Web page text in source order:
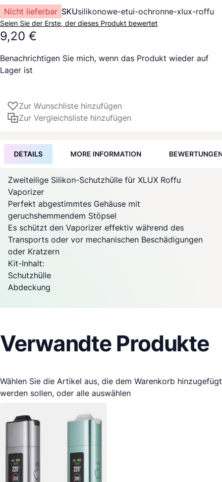
Nicht lieferbar SKUsilikonowe-etui-ochronne-xlux-roffu
Seien Sie der Erste, der dieses Produkt bewertet
9,20 €
Benachrichtigen Sie mich, wenn das Produkt wieder auf
Lager ist
Zur Wunschliste hinzufügen
Zur Vergleichsliste hinzufügen
DETAILS MORE INFORMATION
Zweiteilige Silikon-Schutzhülle für XLUX Roffu
Vaporizer
Perfekt abgestimmtes Gehäuse mit
geruchshemmendem Stöpsel
Es schützt den Vaporizer effektiv während des
Transports oder vor mechanischen Beschädigungen
oder Kratzern
Kit-Inhalt:
Schutzhülle
Abdeckung
Verwandte Produkte
Wählen Sie die Artikel aus, die dem Warenkorb hinzugefügt
werden sollen, oder alle auswählen